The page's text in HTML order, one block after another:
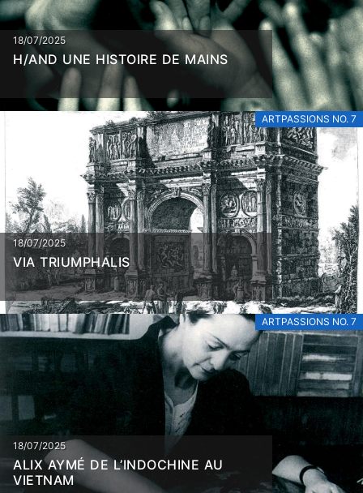
18/07/2025
H/AND UNE HISTOIRE DE MAINS
ARTPASSIONS NO. 7
18/07/2025
VIA TRIUMPHALIS
ARTPASSIONS NO. 7
18/07/2025
ALIX AYMÉ DE L’INDOCHINE AU
VIETNAM